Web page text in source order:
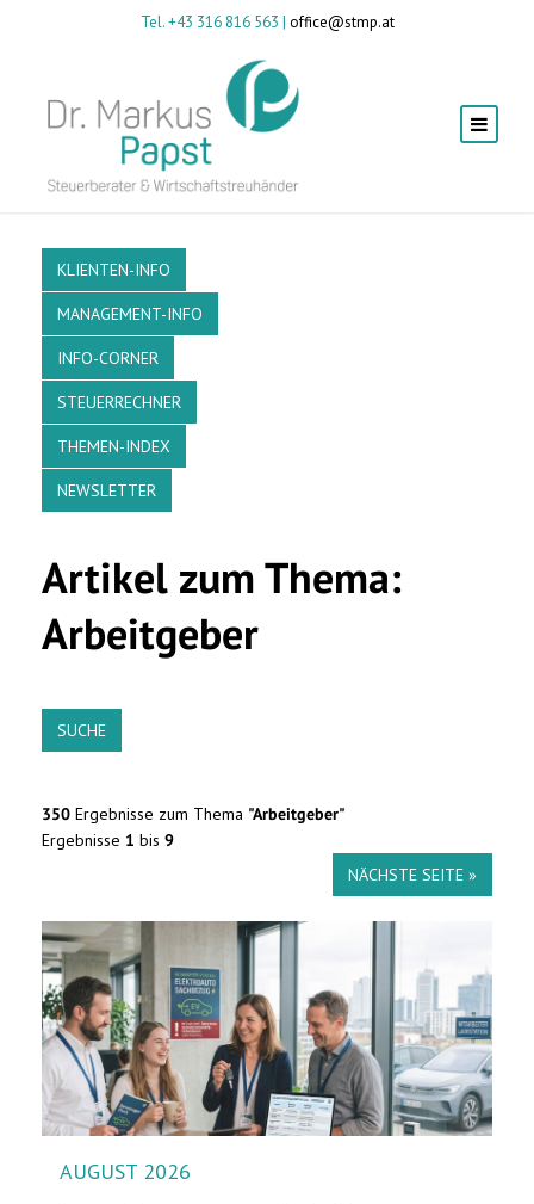
Tel. +43 316 816 563 | office@stmp.at
KLIENTEN-INFO
MANAGEMENT-INFO
INFO-CORNER
STEUERRECHNER
THEMEN-INDEX
NEWSLETTER
Artikel zum Thema:
Arbeitgeber
SUCHE
350 Ergebnisse zum Thema "Arbeitgeber"
Ergebnisse 1 bis 9
NÄCHSTE SEITE »
AUGUST 2026